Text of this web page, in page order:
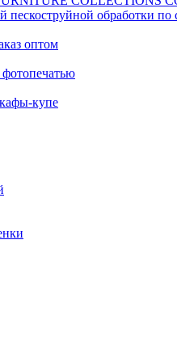
пескоструйной обработки по
оптом
купе